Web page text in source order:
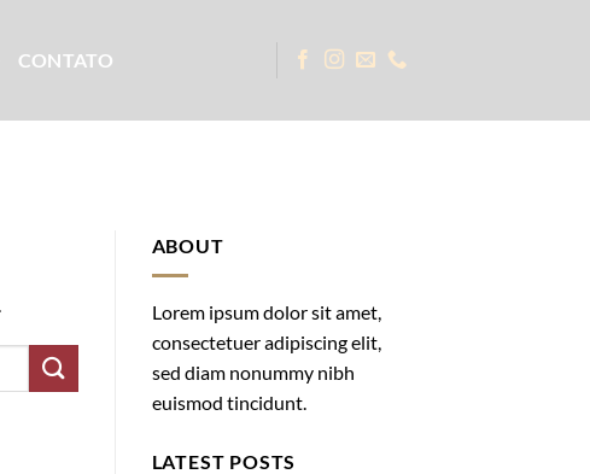
CONTATO
ABOUT
Lorem ipsum dolor sit amet,
consectetuer adipiscing elit,
sed diam nonummy nibh
euismod tincidunt.
LATEST POSTS